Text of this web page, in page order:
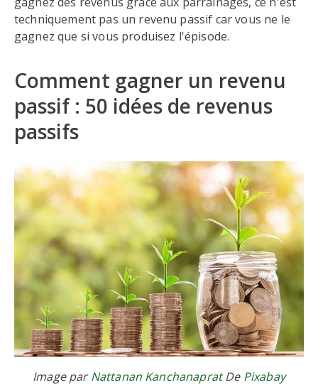
techniquement pas un revenu passif car vous ne le
gagnez que si vous produisez l'épisode.
Comment gagner un revenu
passif : 50 idées de revenus
passifs
Image parNattanan KanchanapratDe Pixabay